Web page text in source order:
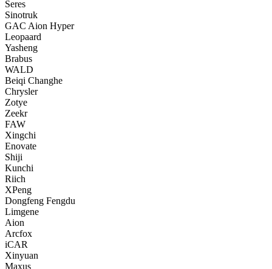
Seres
Sinotruk
GAC Aion Hyper
Leopaard
Yasheng
Brabus
WALD
Beiqi Changhe
Chrysler
Zotye
Zeekr
FAW
Xingchi
Enovate
Shiji
Kunchi
Riich
XPeng
Dongfeng Fengdu
Limgene
Aion
Arcfox
iCAR
Xinyuan
Maxus